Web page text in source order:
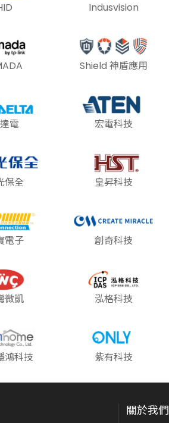
Indusvision
Shield 神盾應用
電 宏電科技
保全 皇昇科技
電子 創奇科技
微凱 泓格科技
鴻科技 紫有科技
關於我們